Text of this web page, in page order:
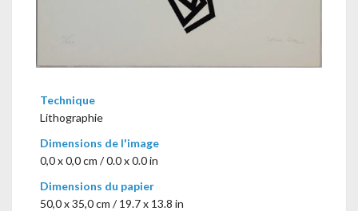
Technique
Lithographie
Dimensions de l'image
0,0 x 0,0 cm / 0.0 x 0.0 in
Dimensions du papier
50,0 x 35,0 cm / 19.7 x 13.8 in